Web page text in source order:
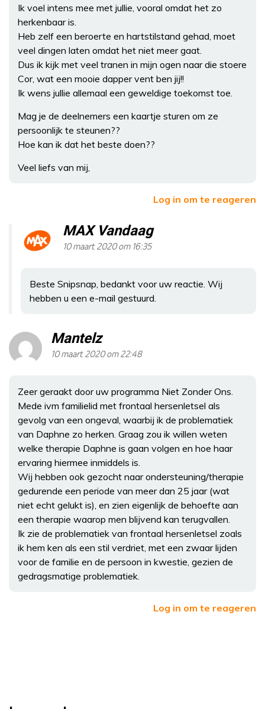
Ik voel intens mee met jullie, vooral omdat het zo
herkenbaar is.
Heb zelf een beroerte en hartstilstand gehad, moet
veel dingen laten omdat het niet meer gaat.
Dus ik kijk met veel tranen in mijn ogen naar die stoere
Cor, wat een mooie dapper vent ben jij!!
Ik wens jullie allemaal een geweldige toekomst toe.
Mag je de deelnemers een kaartje sturen om ze
persoonlijk te steunen??
Hoe kan ik dat het beste doen??
Veel liefs van mij,
Log in om te reageren
MAX Vandaag
10 maart 2020 om 16:35
Beste Snipsnap, bedankt voor uw reactie. Wij
hebben u een e-mail gestuurd.
Mantelz
10 maart 2020 om 22:48
Zeer geraakt door uw programma Niet Zonder Ons.
Mede ivm familielid met frontaal hersenletsel als
gevolg van een ongeval, waarbij ik de problematiek
van Daphne zo herken. Graag zou ik willen weten
welke therapie Daphne is gaan volgen en hoe haar
ervaring hiermee inmiddels is.
Wij hebben ook gezocht naar ondersteuning/therapie
gedurende een periode van meer dan 25 jaar (wat
niet echt gelukt is), en zien eigenlijk de behoefte aan
een therapie waarop men blijvend kan terugvallen.
Ik zie de problematiek van frontaal hersenletsel zoals
ik hem ken als een stil verdriet, met een zwaar lijden
voor de familie en de persoon in kwestie, gezien de
gedragsmatige problematiek.
Log in om te reageren